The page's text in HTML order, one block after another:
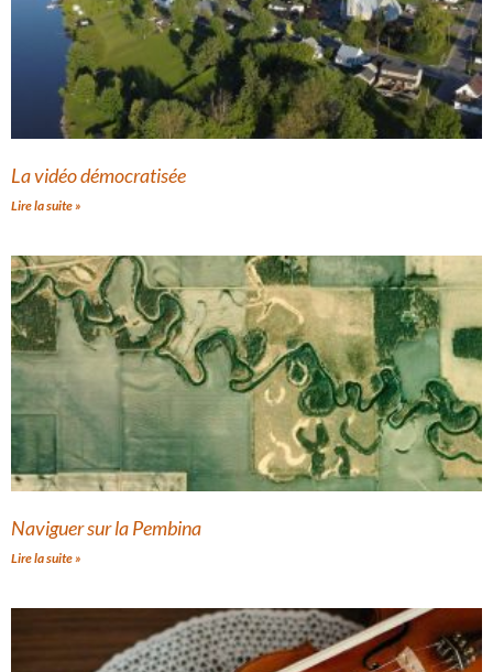
La vidéo démocratisée
Lire la suite »
Naviguer sur la Pembina
Lire la suite »